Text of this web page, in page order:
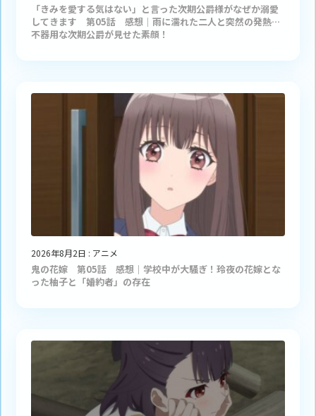
「きみを愛する気はない」と言った次期公爵様がなぜか溺愛
してきます 第05話 感想｜雨に濡れた二人と突然の発熱…
不器用な次期公爵が見せた素顔！
2026年8月2日 : アニメ
鬼の花嫁 第05話 感想｜学校中が大騒ぎ！玲夜の花嫁とな
った柚子と「婚約者」の存在